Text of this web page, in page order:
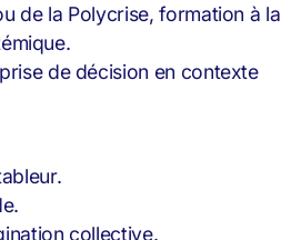
de la Polycrise, formation à la
de décision en contexte
collective.